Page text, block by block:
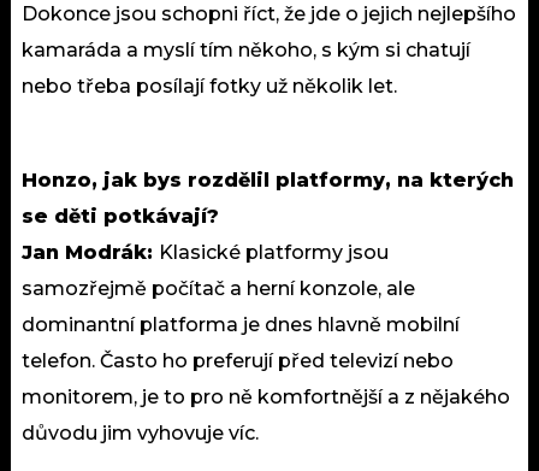
Dokonce jsou schopni říct, že jde o jejich nejlepšího
kamaráda a myslí tím někoho, s kým si chatují
nebo třeba posílají fotky už několik let.
Honzo, jak bys rozdělil platformy, na kterých
se děti potkávají?
Jan Modrák: Klasické platformy jsou
samozřejmě počítač a herní konzole, ale
dominantní platforma je dnes hlavně mobilní
telefon. Často ho preferují před televizí nebo
monitorem, je to pro ně komfortnější a z nějakého
důvodu jim vyhovuje víc.